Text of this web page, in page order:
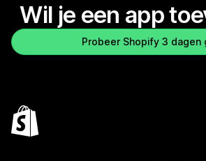
Wil je een app
Probeer Shopify 3 dagen